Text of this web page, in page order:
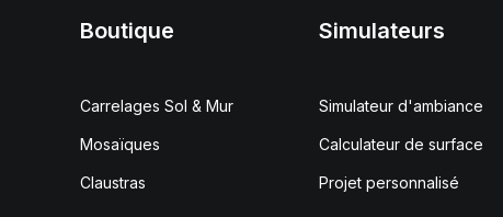
Boutique
Carrelages Sol & Mur
Mosaïques
Claustras
Simulateurs
Simulateur d'ambiance
Calculateur de surface
Projet personnalisé